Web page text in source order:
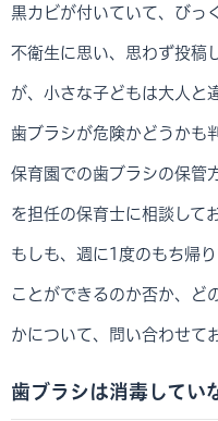
黒カビが付いていて、びっ
不衛生に思い、思わず投稿
が、小さな子どもは大人と
歯ブラシが危険かどうかも
保育園での歯ブラシの保管
を担任の保育士に相談して
もしも、週に1度のもち帰
ことができるのか否か、ど
かについて、問い合わせて
歯ブラシは消毒してい